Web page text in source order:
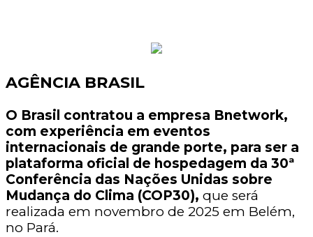
AGÊNCIA BRASIL
O Brasil contratou a empresa Bnetwork,
com experiência em eventos
internacionais de grande porte, para ser a
plataforma oficial de hospedagem da 30ª
Conferência das Nações Unidas sobre
Mudança do Clima (COP30), que será
realizada em novembro de 2025 em Belém,
no Pará.